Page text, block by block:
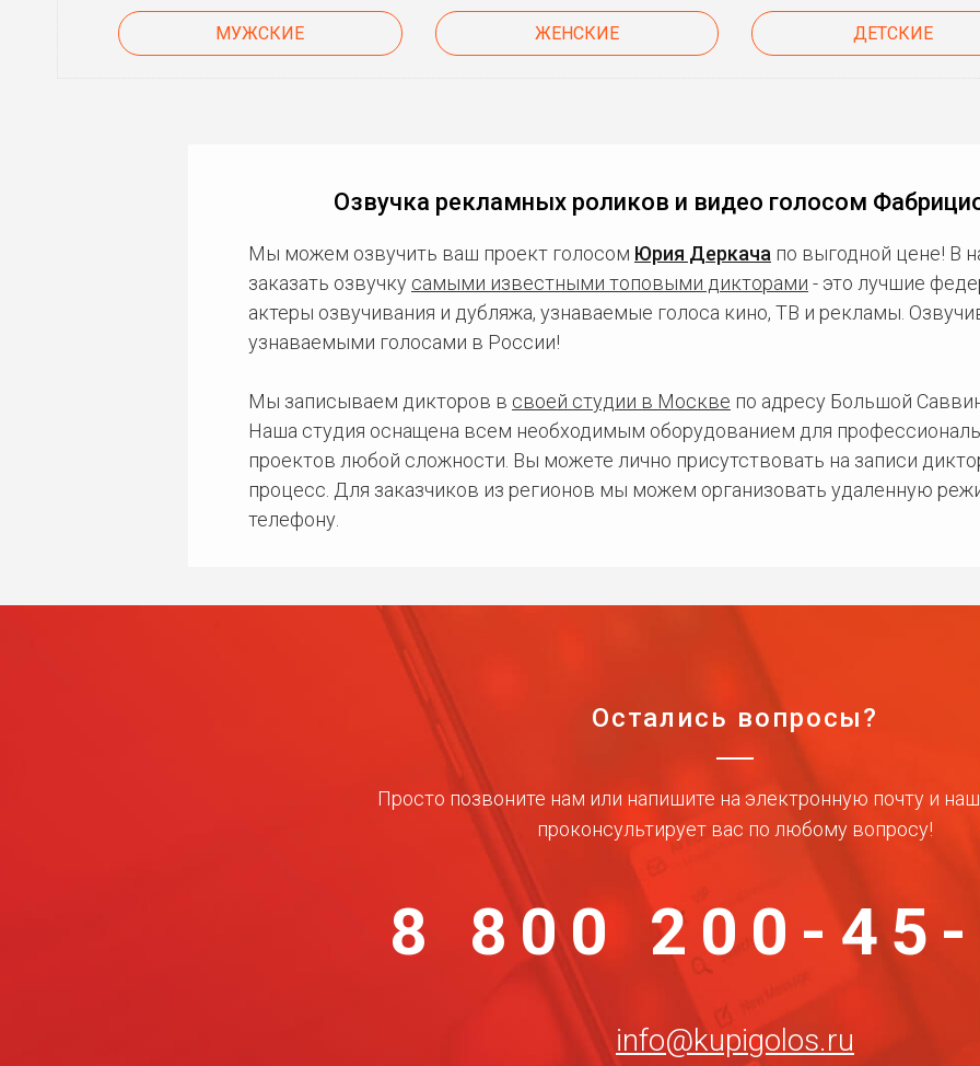
МУЖСКИЕ ЖЕНСКИЕ ДЕТСКИЕ
Озвучка рекламных роликов и видео голосом
Мы можем озвучить ваш проект голосом Юрия Деркача по выгодной цене! В
заказать озвучку самыми известными топовыми дикторами - это лучшие
актеры озвучивания и дубляжа, узнаваемые голоса кино, ТВ и рекламы.
узнаваемыми голосами в России!
Мы записываем дикторов в своей студии в Москве по адресу Большой
Наша студия оснащена всем необходимым оборудованием для
проектов любой сложности. Вы можете лично присутствовать на записи
процесс. Для заказчиков из регионов мы можем организовать удаленную
телефону.
Остались вопросы?
Просто позвоните нам или напишите на электронную почту и
проконсультирует вас по любому вопросу!
8 800 200-
info@kupigolos.ru